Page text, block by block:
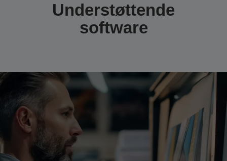
Understøttende
software